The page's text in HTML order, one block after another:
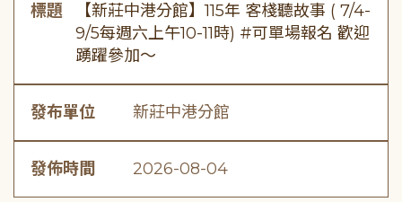
標題
【新莊中港分館】115年 客棧聽故事 ( 7/4-
9/5每週六上午10-11時) #可單場報名 歡迎
踴躍參加～
發布單位 新莊中港分館
發佈時間 2026-08-04